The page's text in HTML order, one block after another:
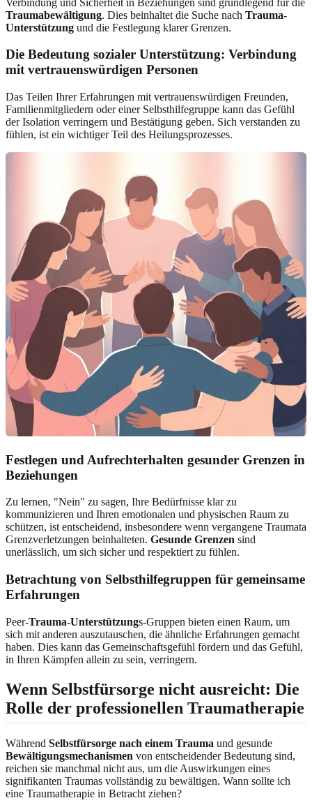
Traumabewältigung. Dies beinhaltet die Suche nach Trauma-
Unterstützung und die Festlegung klarer Grenzen.
Die Bedeutung sozialer Unterstützung: Verbindung
mit vertrauenswürdigen Personen
Das Teilen Ihrer Erfahrungen mit vertrauenswürdigen Freunden,
Familienmitgliedern oder einer Selbsthilfegruppe kann das Gefühl
der Isolation verringern und Bestätigung geben. Sich verstanden zu
fühlen, ist ein wichtiger Teil des Heilungsprozesses.
Festlegen und Aufrechterhalten gesunder Grenzen in
Beziehungen
Zu lernen, "Nein" zu sagen, Ihre Bedürfnisse klar zu
kommunizieren und Ihren emotionalen und physischen Raum zu
schützen, ist entscheidend, insbesondere wenn vergangene Traumata
Grenzverletzungen beinhalteten. Gesunde Grenzen sind
unerlässlich, um sich sicher und respektiert zu fühlen.
Betrachtung von Selbsthilfegruppen für gemeinsame
Erfahrungen
Peer-Trauma-Unterstützungs-Gruppen bieten einen Raum, um
sich mit anderen auszutauschen, die ähnliche Erfahrungen gemacht
haben. Dies kann das Gemeinschaftsgefühl fördern und das Gefühl,
in Ihren Kämpfen allein zu sein, verringern.
Wenn Selbstfürsorge nicht ausreicht: Die
Rolle der professionellen Traumatherapie
Während Selbstfürsorge nach einem Trauma und gesunde
Bewältigungsmechanismen von entscheidender Bedeutung sind,
reichen sie manchmal nicht aus, um die Auswirkungen eines
signifikanten Traumas vollständig zu bewältigen. Wann sollte ich
eine Traumatherapie in Betracht ziehen?